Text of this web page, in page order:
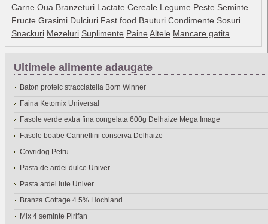
Carne Oua Branzeturi Lactate Cereale Legume Peste Seminte
Fructe Grasimi Dulciuri Fast food Bauturi Condimente Sosuri
Snackuri Mezeluri Suplimente Paine Altele Mancare gatita
Ultimele alimente adaugate
Baton proteic stracciatella Born Winner
Faina Ketomix Universal
Fasole verde extra fina congelata 600g Delhaize Mega Image
Fasole boabe Cannellini conserva Delhaize
Covridog Petru
Pasta de ardei dulce Univer
Pasta ardei iute Univer
Branza Cottage 4.5% Hochland
Mix 4 seminte Pirifan